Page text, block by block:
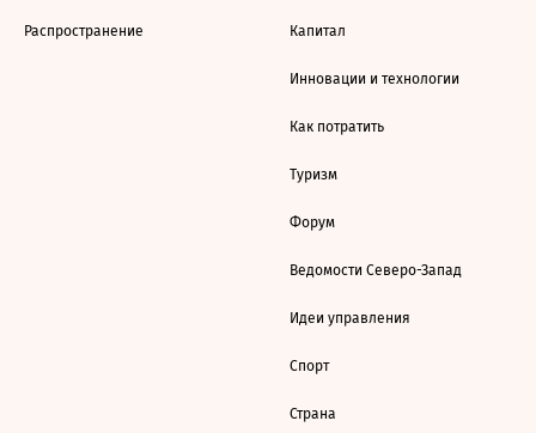
Распространение Капитал
Инновации и технологии
Как потратить
Туризм
Форум
Ведомости Северо-Запад
Идеи управления
Спорт
Страна